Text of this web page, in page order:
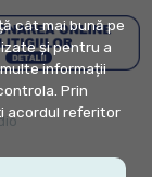
cât mai bună pe
și pentru a
informații
Prin
acordul referitor